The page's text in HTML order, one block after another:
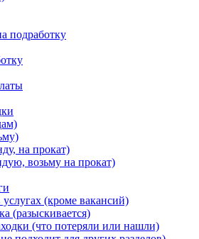
подработку
на прокат)
возьму на прокат)
(кроме вакансий)
(разыскивается)
(что потеряли или нашли)